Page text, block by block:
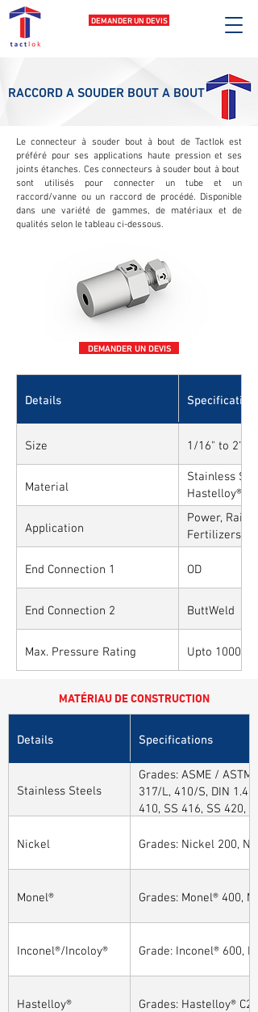
DEMANDER UN DEVIS
RACCORD A SOUDER BOUT A BOUT
Le connecteur à souder bout à bout de Tactlok est
préféré pour ses applications haute pression et ses
joints étanches. Ces connecteurs à souder bout à bout
sont utilisés pour connecter un tube et un
raccord/vanne ou un raccord de procédé. Disponible
dans une variété de gammes, de matériaux et de
qualités selon le tableau ci-dessous.
DEMANDER UN DEVIS
Details Specifications
Size 1/16" to 2"
Material
Stainless
Hastelloy®,
Alloys
Application
Power,
Fertilizers,
Sytems,
End Connection 1
OD
End Connection 2 ButtWeld
Max. Pressure Rating Upto
MATÉRIAU DE CONSTRUCTION
Details Specifications
Stainless Steels
Grades: ASME /
317/L, 410/S, DIN
410, SS 416, SS 420,
Nickel
Grades: Nickel 200,
Monel® Grades: Monel® 400,
Inconel®/Incoloy® Grade: Inconel® 600,
Hastelloy® Grades: Hastelloy®